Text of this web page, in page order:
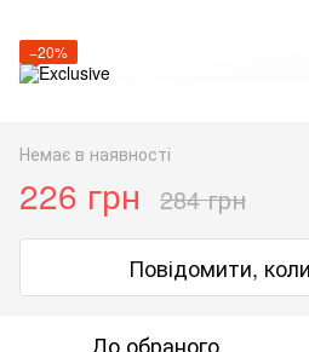
−20%
Немає в наявності
226 грн 284 грн
Повідомити,
До обраного